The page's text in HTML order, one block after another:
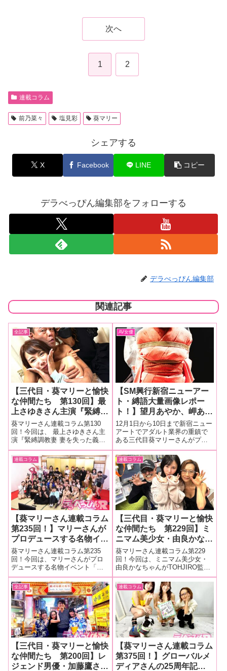
次へ
1 2
連載コラム
前乃菜々 塩見彩 葵マリー
シェアする
X Facebook LINE コピー
デラべっぴん編集部をフォローする
デラべっぴん編集部
関連記事
全記事
【三代目・葵マリーと愉快
な仲間たち 第130回】最
上さゆきさん主演『緊縛調
教妻 妻を失った義父と夫
を亡くした人妻の心に空い
た穴。寂しさを満たす縄と
蝋燭と鞭の快楽と異常な愛
情 最上さゆき』撮影現場
をレポート！
葵マリーさん連載コラム第130
回！今回は、 最上さゆきさん主
演『緊縛調教妻 妻を失った義父
と夫を亡くした人妻の心に空い
た穴。寂しさを満たす縄と蝋燭
と鞭の快楽と異常な愛情 最上さ
ゆき』撮影現場をレポート！■マ
リーさんの今までの連載はこち
ら『緊
AV女優
【SM興行新宿ニューアー
ト・縛語大量画像レポー
ト！】望月あやか、岬あず
さ、神納花が縛師の鵺神蓮
と縄という言語で語り合
う！10日間にも及んだSM
興行は大盛況となり来年開
催も予告！
12月1日から10日まで新宿ニュー
アートでアダルト業界の重鎮で
ある三代目葵マリーさんがプロ
デュースしたSM興行が行われ
た。10日には縛師の鵺神蓮氏、
人気セクシー女優の望月あやか
ちゃん、岬あずさちゃん、神納
花さんが登場し「縛語4～撚り繋
いでゆ
連載コラム
【葵マリーさん連載コラム
第235回！】マリーさんが
プロデュースする名物イベ
ント「フェチフェス
24」。明るく楽しい変態
さんたちが大集合！ その
様子を大量画像でレポー
ト！
葵マリーさん連載コラム第235
回！今回は、マリーさんがプロ
デュースする名物イベント「フ
ェチフェス24」。明るく楽しい
変態さんたちが大集合！ その
様子を大量画像でレポート！■マ
リーさんの今までの連載はこち
ら「フェチフェス24」2024年も
元気
連載コラム
【三代目・葵マリーと愉快
な仲間たち 第229回】ミ
ニマム美少女・由良かなち
ゃんがTOHJIRO監督作品
に登場！「串刺し拷問 犯
罪的ミクロ少女 由良か
な」撮影現場をレポート！
葵マリーさん連載コラム第229
回！今回は、ミニマム美少女・
由良かなちゃんがTOHJIRO監督
作品に登場！「串刺し拷問 犯罪
的ミクロ少女 由良かな」撮影現
場をレポート！■マリーさんの今
までの連載はこちら「串刺し拷
問 犯罪的ミクロ少女 由良かな
全記事
【三代目・葵マリーと愉快
な仲間たち 第200回】レ
ジェンド男優・加藤鷹さん
連載コラム
【葵マリーさん連載コラム
第375回！】グローバルメ
ディアさんの25周年記念